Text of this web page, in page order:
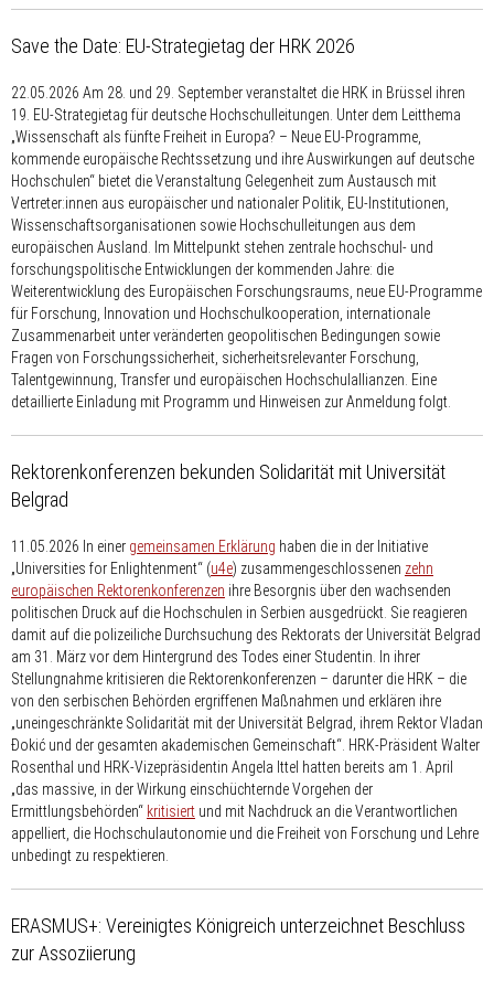
Save the Date: EU-Strategietag der HRK 2026
22.05.2026 Am 28. und 29. September veranstaltet die HRK in Brüssel ihren
19. EU-Strategietag für deutsche Hochschulleitungen. Unter dem Leitthema
„Wissenschaft als fünfte Freiheit in Europa? – Neue EU-Programme,
kommende europäische Rechtssetzung und ihre Auswirkungen auf deutsche
Hochschulen“ bietet die Veranstaltung Gelegenheit zum Austausch mit
Vertreter:innen aus europäischer und nationaler Politik, EU-Institutionen,
Wissenschafts­organisationen sowie Hochschulleitungen aus dem
europäischen Ausland. Im Mittelpunkt stehen zentrale hochschul- und
forschungspolitische Entwicklungen der kommenden Jahre: die
Weiterentwicklung des Europäischen Forschungsraums, neue EU-Programme
für Forschung, Innovation und Hochschulkooperation, internationale
Zusammenarbeit unter veränderten geopolitischen Bedingungen sowie
Fragen von Forschungssicherheit, sicherheitsrelevanter Forschung,
Talentgewinnung, Transfer und europäischen Hochschulallianzen. Eine
detaillierte Einladung mit Programm und Hinweisen zur Anmeldung folgt.
Rektorenkonferenzen bekunden Solidarität mit Universität
Belgrad
11.05.2026 In einer gemeinsamen Erklärung haben die in der Initiative
„Universities for Enlightenment“ (u4e) zusammengeschlossenen zehn
europäischen Rektorenkonferenzen ihre Besorgnis über den wachsenden
politischen Druck auf die Hochschulen in Serbien ausgedrückt. Sie reagieren
damit auf die polizeiliche Durchsuchung des Rektorats der Universität Belgrad
am 31. März vor dem Hintergrund des Todes einer Studentin. In ihrer
Stellungnahme kritisieren die Rektorenkonferenzen – darunter die HRK – die
von den serbischen Behörden ergriffenen Maßnahmen und erklären ihre
„uneingeschränkte Solidarität mit der Universität Belgrad, ihrem Rektor Vladan
Đokić und der gesamten akademischen Gemeinschaft“. HRK-Präsident Walter
Rosenthal und HRK-Vizepräsidentin Angela Ittel hatten bereits am 1. April
„das massive, in der Wirkung einschüchternde Vorgehen der
Ermittlungsbehörden“ kritisiert und mit Nachdruck an die Verantwortlichen
appelliert, die Hochschulautonomie und die Freiheit von Forschung und Lehre
unbedingt zu respektieren.
ERASMUS+: Vereinigtes Königreich unterzeichnet Beschluss
zur Assoziierung